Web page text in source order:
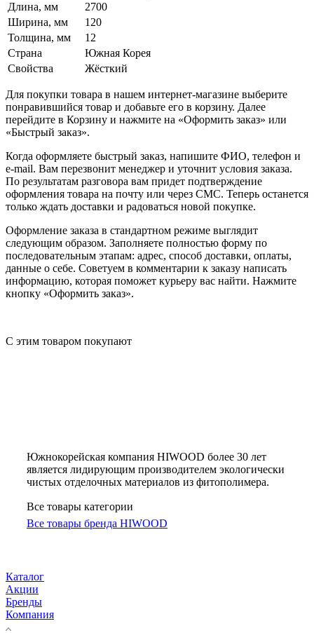
Длина, мм
2700
Ширина, мм
120
Толщина, мм
12
Страна
Южная Корея
Свойства
Жёсткий
Для покупки товара в нашем интернет-магазине выберите
понравившийся товар и добавьте его в корзину. Далее
перейдите в Корзину и нажмите на «Оформить заказ» или
«Быстрый заказ».
Когда оформляете быстрый заказ, напишите ФИО, телефон и
e-mail. Вам перезвонит менеджер и уточнит условия заказа.
По результатам разговора вам придет подтверждение
оформления товара на почту или через СМС. Теперь останется
только ждать доставки и радоваться новой покупке.
Оформление заказа в стандартном режиме выглядит
следующим образом. Заполняете полностью форму по
последовательным этапам: адрес, способ доставки, оплаты,
данные о себе. Советуем в комментарии к заказу написать
информацию, которая поможет курьеру вас найти. Нажмите
кнопку «Оформить заказ».
С этим товаром покупают
Южнокорейская компания HIWOOD более 30 лет
является лидирующим производителем экологически
чистых отделочных материалов из фитополимера.
Все товары категории
Все товары бренда HIWOOD
Каталог
Акции
Бренды
Компания